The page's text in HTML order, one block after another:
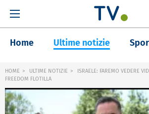
Home Ultime notizie
HOME ULTIME NOTIZIE
ISRAELE: FAREMO VEDERE
FREEDOM FLOTILLA